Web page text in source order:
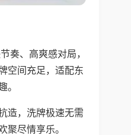
奏、高爽感对局，
空间充足，适配东
造，洗牌极速无需
尽情享乐。